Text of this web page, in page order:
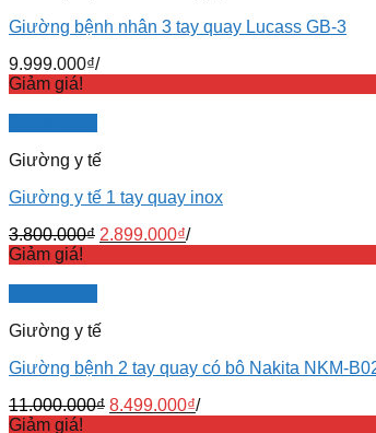
Giường bệnh nhân 3 tay quay Lucass GB-3
9.999.000₫/
Giảm giá!
Giường y tế
Giường y tế 1 tay quay inox
3.800.000₫ 2.899.000₫/
Giảm giá!
Giường y tế
Giường bệnh 2 tay quay có bô Nakita NKM-
11.000.000₫ 8.499.000₫/
Giảm giá!